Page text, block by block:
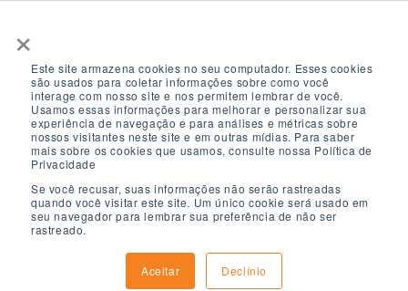
×
Este site armazena cookies no seu computador. Esses cookies
são usados ​​para coletar informações sobre como você
interage com nosso site e nos permitem lembrar de você.
Usamos essas informações para melhorar e personalizar sua
experiência de navegação e para análises e métricas sobre
nossos visitantes neste site e em outras mídias. Para saber
mais sobre os cookies que usamos, consulte nossa Política de
Privacidade
Se você recusar, suas informações não serão rastreadas
quando você visitar este site. Um único cookie será usado em
seu navegador para lembrar sua preferência de não ser
rastreado.
Aceitar Declínio
Search Results